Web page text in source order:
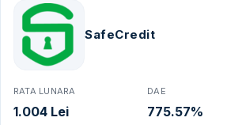
SafeCredit
RATA LUNARA
1.004 Lei
DAE
775.57%